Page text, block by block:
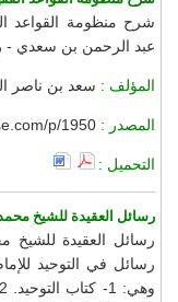
شرح منظومة القواعد
عبد الرحمن بن سعدي -
المؤلف : سعد بن ناصر
المصدر : p/1950
التحميل :
رسائل العقيدة للشيخ
رسائل العقيدة
رسائل في التوحيد